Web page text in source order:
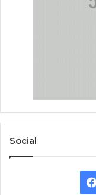
Social